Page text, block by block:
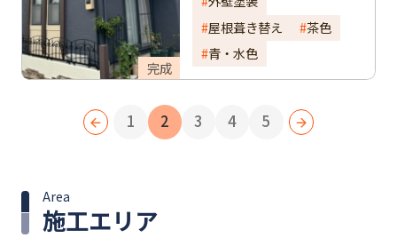
完成
屋根葺き替え
茶色
青・水色
1 2 3 4 5
施工エリア
Area